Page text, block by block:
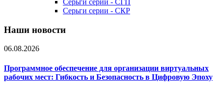
Серьги серии - СГП
Серьги серии - СКР
Наши новости
06.08.2026
Программное обеспечение для организации виртуальных
рабочих мест: Гибкость и Безопасность в Цифровую Эпоху